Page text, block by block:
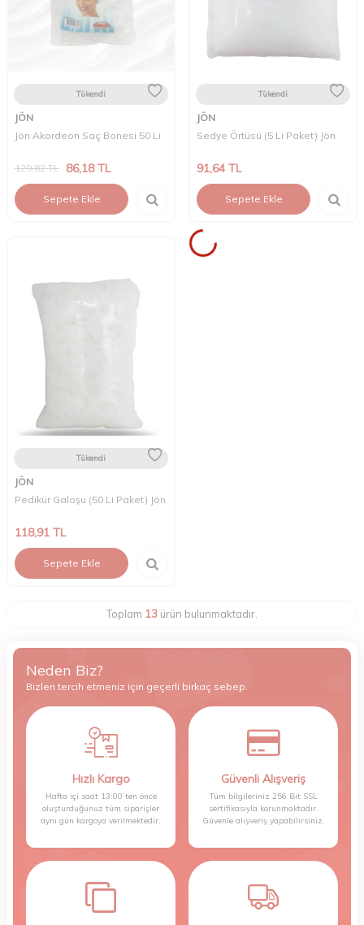
Tükendi
JÖN
Jön Akordeon Saç Bonesi 50 Li
129,82TL 86,18TL
Sepete Ekle
Tükendi
JÖN
Sedye Örtüsü (5 Li Paket) Jön
91,64 TL
Sepete Ekle
Tükendi
JÖN
Pedikür Galoşu (50 Li Paket) Jön
118,91 TL
Sepete Ekle
Toplam 13 ürün bulunmaktadır.
Neden Biz?
Bizleri tercih etmeniz için geçerli birkaç sebep.
Hızlı Kargo
Hafta içi saat 13:00’ten önce
oluşturduğunuz tüm siparişler
aynı gün kargoya verilmektedir.
Güvenli Alışveriş
Tüm bilgileriniz 256 Bit SSL
sertifikasıyla korunmaktadır.
Güvenle alışveriş yapabilirsiniz.